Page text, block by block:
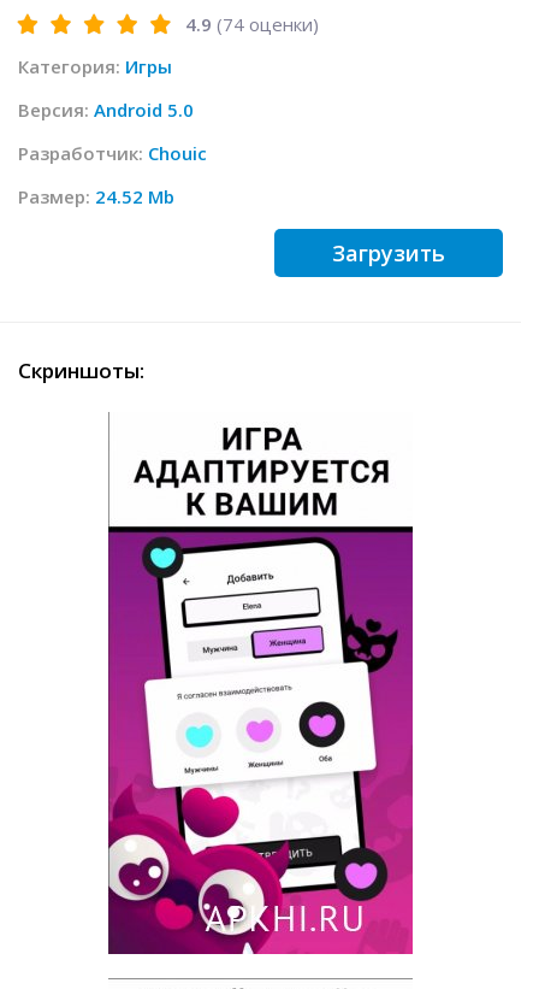
4.9 (74 оценки)
Категория: Игры
Версия: Android 5.0
Разработчик: Chouic
Размер: 24.52 Mb
Загрузить
Скриншоты: